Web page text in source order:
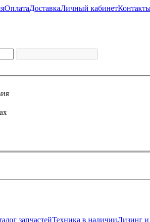
ОплатаДоставкаЛичный кабинет
запчастейТехника в наличииЛизинг